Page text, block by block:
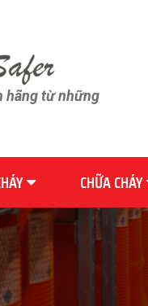
hãng từ những
CHỮA CHÁY